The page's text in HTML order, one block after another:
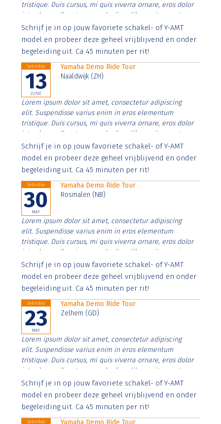
tristique. Duis cursus, mi quis viverra ornare, eros dolor
interdum nulla, ut commodo diam libero vitae erat.
Aenean faucibus nibh et justo cursus id rutrum lorem
imperdiet. Nunc ut sem vitae risus tristique posuere.
Schrijf je in op jouw favoriete schakel- of Y-AMT
model en probeer deze geheel vrijblijvend en onder
begeleiding uit. Ca 45 minuten per rit!
Saturday
13
JUNE
Yamaha Demo Ride Tour
Naaldwijk (ZH)
Lorem ipsum dolor sit amet, consectetur adipiscing
elit. Suspendisse varius enim in eros elementum
tristique. Duis cursus, mi quis viverra ornare, eros dolor
interdum nulla, ut commodo diam libero vitae erat.
Aenean faucibus nibh et justo cursus id rutrum lorem
imperdiet. Nunc ut sem vitae risus tristique posuere.
Schrijf je in op jouw favoriete schakel- of Y-AMT
model en probeer deze geheel vrijblijvend en onder
begeleiding uit. Ca 45 minuten per rit!
Saturday
30
MAY
Yamaha Demo Ride Tour
Rosmalen (NB)
Lorem ipsum dolor sit amet, consectetur adipiscing
elit. Suspendisse varius enim in eros elementum
tristique. Duis cursus, mi quis viverra ornare, eros dolor
interdum nulla, ut commodo diam libero vitae erat.
Aenean faucibus nibh et justo cursus id rutrum lorem
imperdiet. Nunc ut sem vitae risus tristique posuere.
Schrijf je in op jouw favoriete schakel- of Y-AMT
model en probeer deze geheel vrijblijvend en onder
begeleiding uit. Ca 45 minuten per rit!
Saturday
23
MAY
Yamaha Demo Ride Tour
Zelhem (GD)
Lorem ipsum dolor sit amet, consectetur adipiscing
elit. Suspendisse varius enim in eros elementum
tristique. Duis cursus, mi quis viverra ornare, eros dolor
interdum nulla, ut commodo diam libero vitae erat.
Aenean faucibus nibh et justo cursus id rutrum lorem
imperdiet. Nunc ut sem vitae risus tristique posuere.
Schrijf je in op jouw favoriete schakel- of Y-AMT
model en probeer deze geheel vrijblijvend en onder
begeleiding uit. Ca 45 minuten per rit!
Saturday
Yamaha Demo Ride Tour